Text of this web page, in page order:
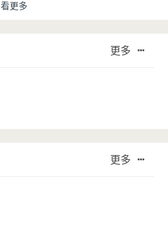
看更多
更多
更多